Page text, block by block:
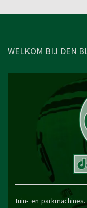
WELKOM BIJ DEN
Tuin- en